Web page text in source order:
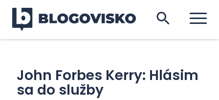
John Forbes Kerry: Hlásim
sa do služby